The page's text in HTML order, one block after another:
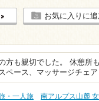
お気に入りに追
方も親切でした。 休憩所
ペース、マッサージチェ
・一人旅
南アルプス山麓